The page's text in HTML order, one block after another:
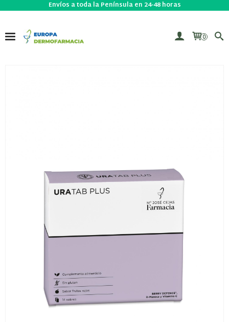
Envíos a toda la Península en 24-48 horas
0